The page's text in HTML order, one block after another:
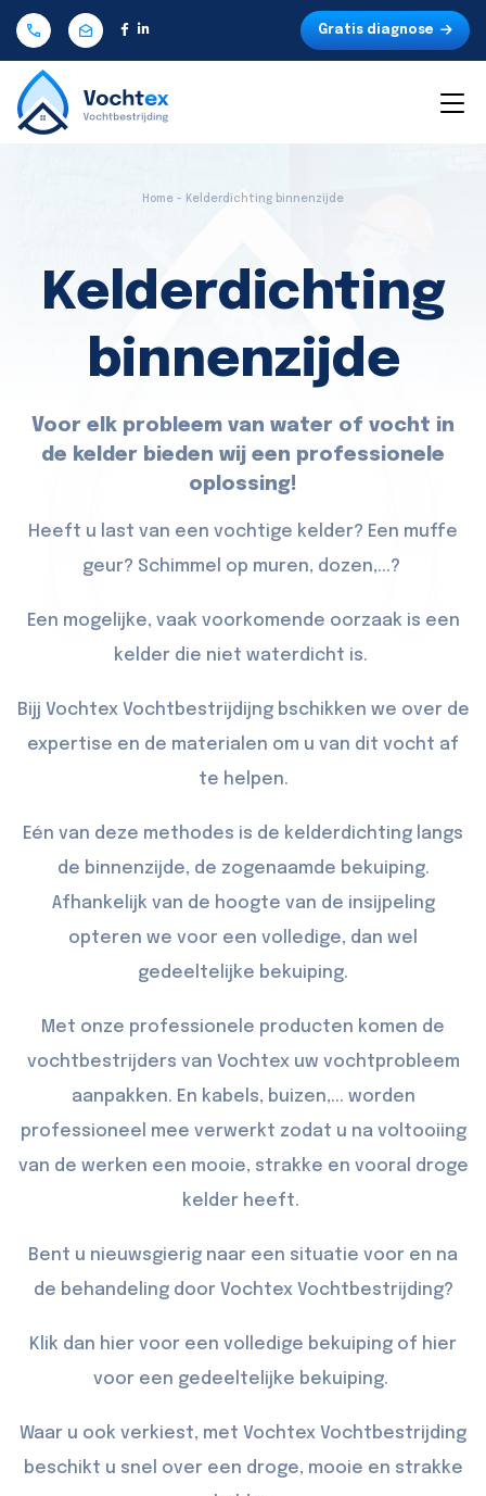
Gratis diagnose
Home - Kelderdichting binnenzijde
Kelderdichting
binnenzijde
Voor elk probleem van water of vocht in
de kelder bieden wij een professionele
oplossing!
Heeft u last van een vochtige kelder? Een muffe
geur? Schimmel op muren, dozen,...?
Een mogelijke, vaak voorkomende oorzaak is een
kelder die niet waterdicht is.
Bijj Vochtex Vochtbestrijdijng bschikken we over de
expertise en de materialen om u van dit vocht af
te helpen.
Eén van deze methodes is de kelderdichting langs
de binnenzijde, de zogenaamde bekuiping.
Afhankelijk van de hoogte van de insijpeling
opteren we voor een volledige, dan wel
gedeeltelijke bekuiping.
Met onze professionele producten komen de
vochtbestrijders van Vochtex uw vochtprobleem
aanpakken. En kabels, buizen,... worden
professioneel mee verwerkt zodat u na voltooiing
van de werken een mooie, strakke en vooral droge
kelder heeft.
Bent u nieuwsgierig naar een situatie voor en na
de behandeling door Vochtex Vochtbestrijding?
Klik dan hier voor een volledige bekuiping of hier
voor een gedeeltelijke bekuiping.
Waar u ook verkiest, met Vochtex Vochtbestrijding
beschikt u snel over een droge, mooie en strakke